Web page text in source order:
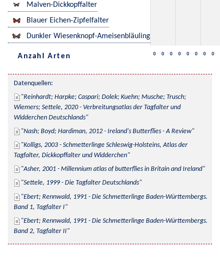
Malven-Dickkopffalter
Blauer Eichen-Zipfelfalter
Dunkler Wiesenknopf-Ameisenbläuling
Anzahl Arten 0 0 0 0 0 0 0 0
Datenquellen:
Reinhardt; Harpke; Caspari; Dolek; Kuehn; Musche; Trusch;
Wiemers; Settele, 2020 - Verbreitungsatlas der Tagfalter und
Widderchen Deutschlands
Nash; Boyd; Hardiman, 2012 - Ireland's Butterflies - A Review
Kolligs, 2003 - Schmetterlinge Schleswig-Holsteins, Atlas der
Tagfalter, Dickkopffalter und Widderchen
Asher, 2001 - Millennium atlas of butterflies in Britain and Ireland
Settele, 1999 - Die Tagfalter Deutschlands
Ebert; Rennwald, 1991 - Die Schmetterlinge Baden-Württembergs.
Band 1, Tagfalter I
Ebert; Rennwald, 1991 - Die Schmetterlinge Baden-Württembergs.
Band 2, Tagfalter II